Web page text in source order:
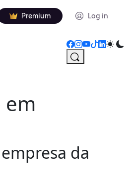
Premium Log in
em
da